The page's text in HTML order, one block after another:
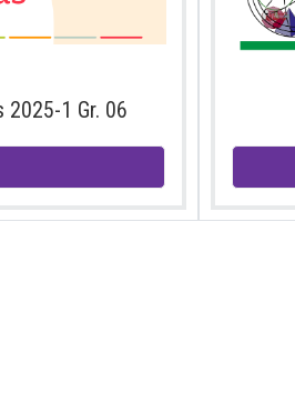
2025-1 Gr. 06